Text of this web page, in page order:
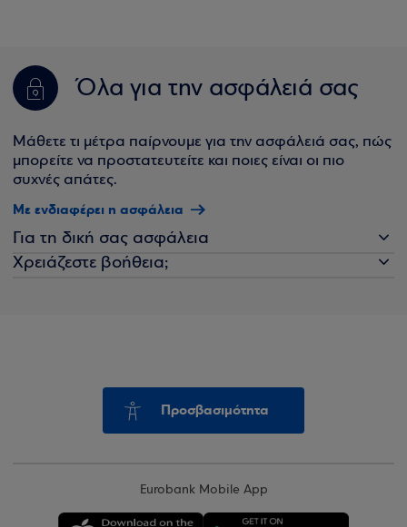
Όλα για την ασφάλειά σας
Μάθετε τι μέτρα παίρνουμε για την ασφάλειά σας, πώς
μπορείτε να προστατευτείτε και ποιες είναι οι πιο
συχνές απάτες.
Με ενδιαφέρει η ασφάλεια
Για τη δική σας ασφάλεια
Χρειάζεστε βοήθεια;
Προσβασιμότητα
Eurobank Mobile App